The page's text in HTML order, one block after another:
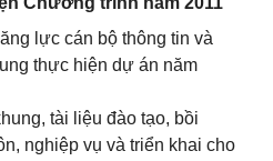
lực cán bộ thông tin và
thực hiện dự án năm
tài liệu đào tạo, bồi
nghiệp vụ và triển khai cho